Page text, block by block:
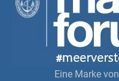
Eine Marke von